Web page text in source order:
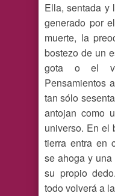
Ella, sentada y
generado por
muerte, la
bostezo de un
gota o el
Pensamientos
tan sólo
antojan como
universo. En el
tierra entra en
se ahoga y
su propio
todo volverá a